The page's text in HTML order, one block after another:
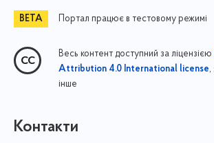
Портал працює в тестовому режимі
Весь контент доступний за ліцензією
Attribution 4.0 International license,
інше
Контакти